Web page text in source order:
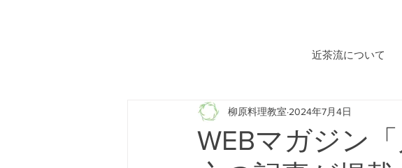
近茶流について
WEBマガジン
柳原料理教室 2024年7月4日